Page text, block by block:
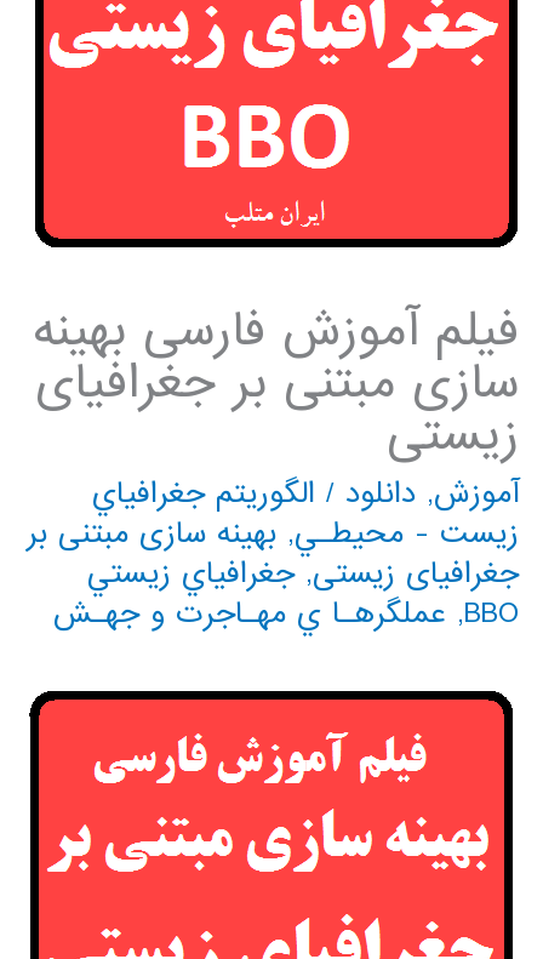
فیلم آموزش فارسی بهینه
سازی مبتنی بر جغرافیای
زیستی
آموزش, دانلود / الگوريتم جغرافياي
زيست - محيطـي, بهینه سازی مبتنی بر
جغرافیای زیستی,جغرافياي زيستي
BBO
, عملگرهـا ي مهـاجرت و جهـش